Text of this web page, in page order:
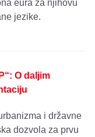
eura za njihovu
jezike.
O daljim
i državne
dozvola za prvu